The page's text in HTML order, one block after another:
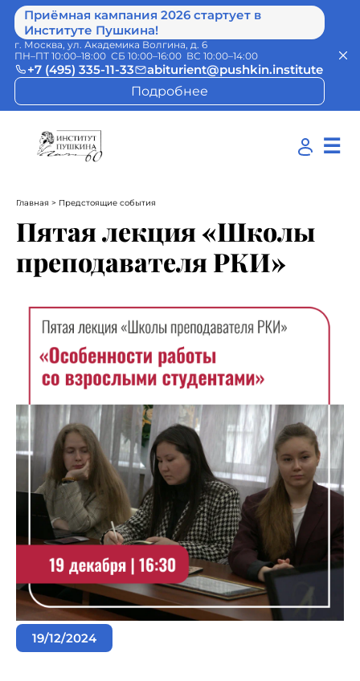
Приёмная кампания 2026 стартует в
Институте Пушкина!
г. Москва, ул. Академика Волгина, д. 6
ПН–ПТ 10:00–18:00 СБ 10:00–16:00 ВС 10:00–14:00
+7 (495) 335-11-33
abiturient@pushkin.institute
Подробнее
☰
Главная > Предстоящие события
Пятая лекция «Школы
преподавателя РКИ»
19/12/2024